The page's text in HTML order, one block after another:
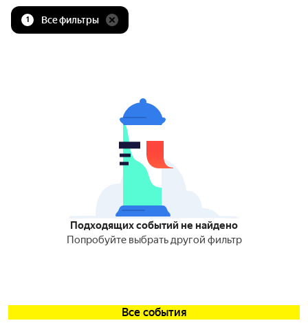
1 Все фильтры
Подходящих событий не найдено
Попробуйте выбрать другой фильтр
Все события